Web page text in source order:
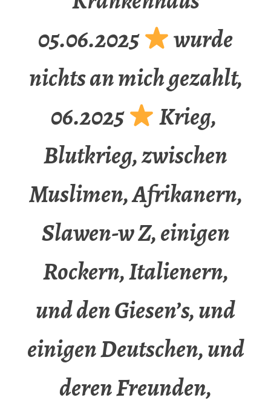
05.06.2025
wurde
nichts an mich gezahlt,
06.2025
Krieg,
Blutkrieg, zwischen
Muslimen, Afrikanern,
Slawen-w Z, einigen
Rockern, Italienern,
und den Giesen’s, und
einigen Deutschen, und
deren Freunden,